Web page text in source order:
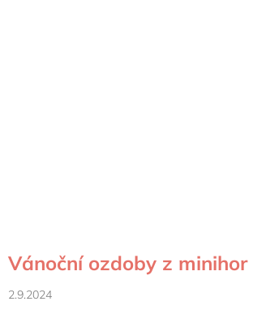
Vánoční ozdoby z minihor
2.9.2024